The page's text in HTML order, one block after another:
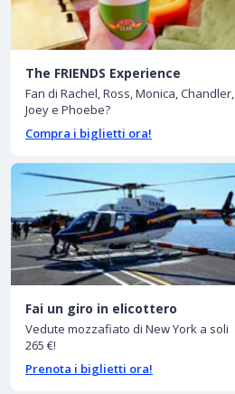
The FRIENDS Experience
Fan di Rachel, Ross, Monica, Chandler,
Joey e Phoebe?
Compra i biglietti ora!
Fai un giro in elicottero
Vedute mozzafiato di New York a soli
265 €!
Prenota i biglietti ora!